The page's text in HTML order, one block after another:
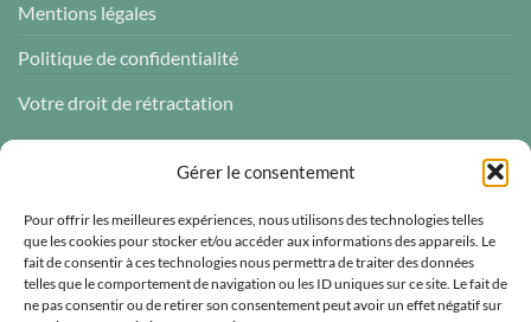
Gérer le consentement
Pour offrir les meilleures expériences, nous utilisons des technologies telles
que les cookies pour stocker et/ou accéder aux informations des appareils. Le
fait de consentir à ces technologies nous permettra de traiter des données
telles que le comportement de navigation ou les ID uniques sur ce site. Le fait de
ne pas consentir ou de retirer son consentement peut avoir un effet négatif sur
Mentions légales
Politique de confidentialité
Votre droit de rétractation
Atelier des ABCDaires